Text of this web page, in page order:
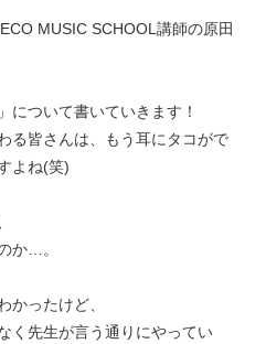
MUSIC SCHOOL講師の原田
について書いていきます！
る皆さんは、もう耳にタコがで
よね(笑)
か…。
かったけど、
く先生が言う通りにやってい